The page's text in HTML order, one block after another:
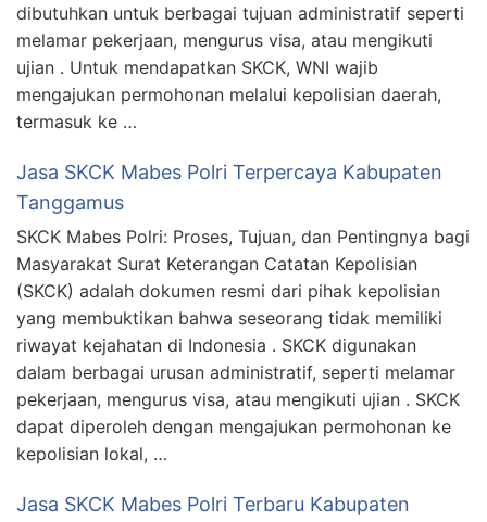
dibutuhkan untuk berbagai tujuan administratif seperti
melamar pekerjaan, mengurus visa, atau mengikuti
ujian . Untuk mendapatkan SKCK, WNI wajib
mengajukan permohonan melalui kepolisian daerah,
termasuk ke …
Jasa SKCK Mabes Polri Terpercaya Kabupaten
Tanggamus
SKCK Mabes Polri: Proses, Tujuan, dan Pentingnya bagi
Masyarakat Surat Keterangan Catatan Kepolisian
(SKCK) adalah dokumen resmi dari pihak kepolisian
yang membuktikan bahwa seseorang tidak memiliki
riwayat kejahatan di Indonesia . SKCK digunakan
dalam berbagai urusan administratif, seperti melamar
pekerjaan, mengurus visa, atau mengikuti ujian . SKCK
dapat diperoleh dengan mengajukan permohonan ke
kepolisian lokal, …
Jasa SKCK Mabes Polri Terbaru Kabupaten